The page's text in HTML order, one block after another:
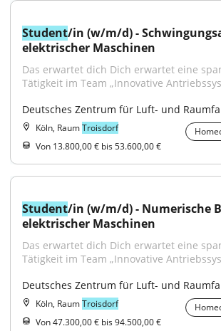
Student/in (w/m/d) -
elektrischer Maschinen
Das erwartet dich Dich erwartet eine
Tätigkeit im Team „Innovative
Deutsches Zentrum für Luft- und
Köln, RaumTroisdorf
Von 13.800,00 € bis 53.600,00 €
Student/in (w/m/d) - Numerische
elektrischer Maschinen
Das erwartet dich Dich erwartet eine
Tätigkeit im Team „Innovative
Deutsches Zentrum für Luft- und
Köln, RaumTroisdorf
Von 47.300,00 € bis 94.500,00 €